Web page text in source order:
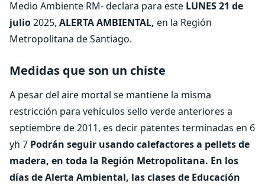
Medio Ambiente RM- declara para este LUNES 21 de
julio2025, ALERTA AMBIENTAL, en la Región
Metropolitana de Santiago.
Medidas que son un chiste
A pesar del aire mortal se mantiene la misma
restricción para vehículos sello verde anteriores a
septiembre de 2011, es decir patentes terminadas en 6
yh 7 Podrán seguir usando calefactores a pellets de
madera, en toda la Región Metropolitana. En los
días de Alerta Ambiental, las clases de Educación